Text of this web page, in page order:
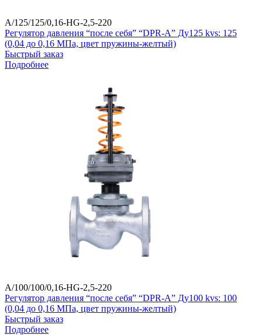
A/125/125/0,16-HG-2,5-220
Регулятор давления “после себя” “DPR-A” Ду125 kvs: 125
(0,04 до 0,16 МПа, цвет пружины-желтый)
Быстрый заказ
Подробнее
A/100/100/0,16-HG-2,5-220
Регулятор давления “после себя” “DPR-A” Ду100 kvs: 100
(0,04 до 0,16 МПа, цвет пружины-желтый)
Быстрый заказ
Подробнее